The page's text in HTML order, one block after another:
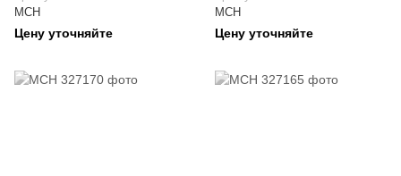
MCH
Цену уточняйте
MCH
Цену уточняйте